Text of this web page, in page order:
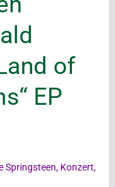
of
EP
Springsteen, Konzert,